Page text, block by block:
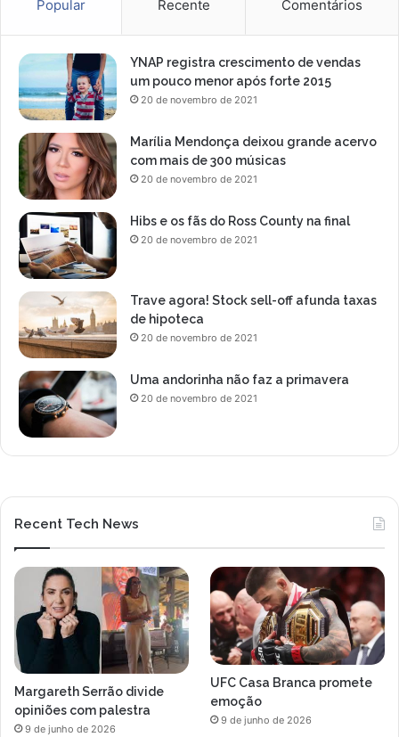
Popular Recente Comentários
YNAP registra crescimento de vendas
um pouco menor após forte 2015
20 de novembro de 2021
Marília Mendonça deixou grande acervo
com mais de 300 músicas
20 de novembro de 2021
Hibs e os fãs do Ross County na final
20 de novembro de 2021
Trave agora! Stock sell-off afunda taxas
de hipoteca
20 de novembro de 2021
Uma andorinha não faz a primavera
20 de novembro de 2021
Recent Tech News
Margareth Serrão divide
opiniões com palestra
9 de junho de 2026
UFC Casa Branca promete
emoção
9 de junho de 2026